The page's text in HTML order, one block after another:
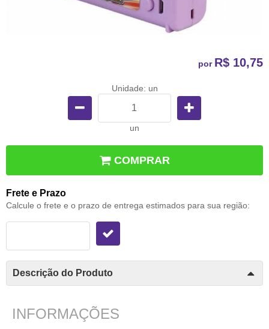
por R$ 10,75
Unidade: un
un
COMPRAR
Frete e Prazo
Calcule o frete e o prazo de entrega estimados para sua região:
Descrição do Produto
INFORMAÇÕES